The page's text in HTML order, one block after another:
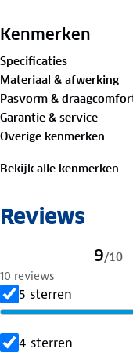
wandeling gooi je
Fit® logodetails
Kenmerken
Specificaties
Materiaal & afwerking
Pasvorm &
Garantie & service
Overige kenmerken
Bekijk alle kenmerken
Reviews
9/10
10 reviews
5 sterren
4 sterren